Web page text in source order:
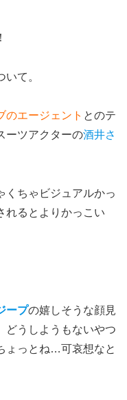
いて。
のエージェント とのテ
ーツアクターの酒井さ
くちゃビジュアルかっ
れるとよりかっこい
ープの嬉しそうな顔見
どうしようもないやつ
ょっとね…可哀想なと